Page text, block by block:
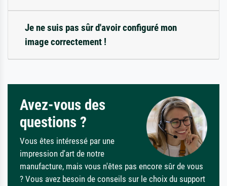
Je ne suis pas sûr d'avoir configuré mon
image correctement !
Avez-vous des
questions ?
Vous êtes intéressé par une
impression d'art de notre
manufacture, mais vous n'êtes pas encore sûr de vous
? Vous avez besoin de conseils sur le choix du support